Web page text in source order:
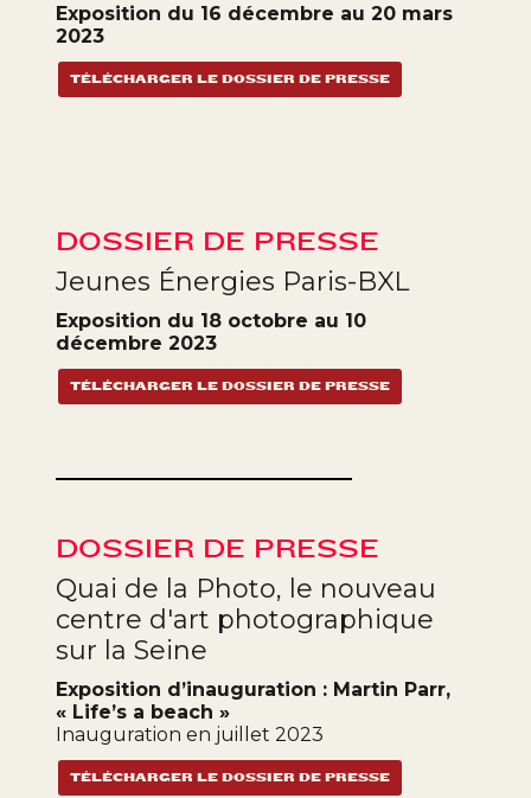
Exposition du 16 décembre au 20 mars
2023
TÉLÉCHARGER LE DOSSIER DE PRESSE
DOSSIER DE PRESSE
Jeunes Énergies Paris-BXL
Exposition du 18 octobre au 10
décembre 2023
TÉLÉCHARGER LE DOSSIER DE PRESSE
DOSSIER DE PRESSE
Quai de la Photo, le nouveau
centre d'art photographique
sur la Seine
Exposition d’inauguration : Martin Parr,
« Life’s a beach »
Inauguration en juillet 2023
TÉLÉCHARGER LE DOSSIER DE PRESSE